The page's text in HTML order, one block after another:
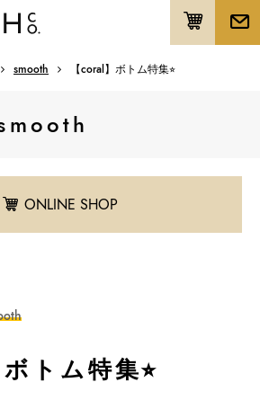
smooth 【coral】ボトム特集⭐︎
ONLINE SHOP
トム特集⭐︎